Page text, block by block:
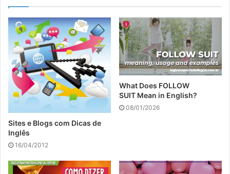
Sites e Blogs com Dicas de
Inglês
16/04/2012
What Does FOLLOW
SUIT Mean in English?
08/01/2026